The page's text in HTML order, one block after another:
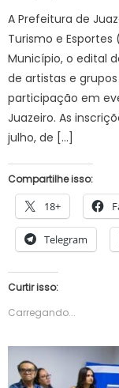
A Prefeitura de
Turismo e
Município, o edital
de artistas e
participação em
Juazeiro. As
julho, de […]
Compartilhe isso:
18+
Telegram
Curtir isso:
Carregando...